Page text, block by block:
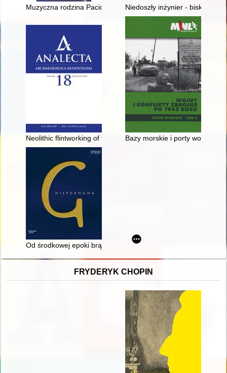
Muzyczna rodzina Paciorkiewiczów : archiwum Tadeusza
Niedoszły inżynier - biskup
Neolithic flintworking of the Samborzec-Opatów group in
Bazy morskie i porty wojenne
Od środkowej epoki brązu do czasów celtyckich
FRYDERYK CHOPIN